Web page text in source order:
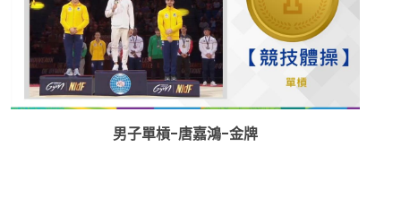
男子單槓-唐嘉鴻-金牌